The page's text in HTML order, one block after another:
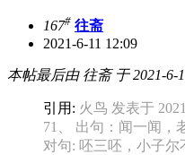
167# 往斋
2021-6-11 12:09
本帖最后由 往斋 于 2021-6-
引用: 火鸟 发表于
71、 出句：闻一闻，
对句: 呸三呸，小子尔